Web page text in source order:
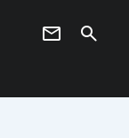
newsletter search